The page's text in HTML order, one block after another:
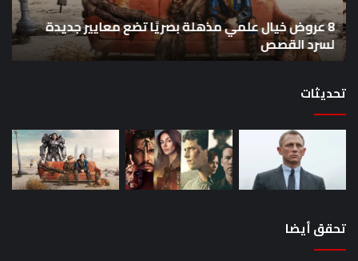
معايير
جديدة
لسرد
القصص
8 عروض خيال علمي مذهلة بصريًا تضع معايير جديدة
لسرد القصص
تحديثات
تحقق أيضا